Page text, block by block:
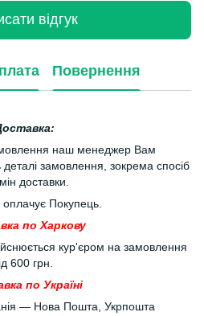
відгук
Повернення
наш менеджер Вам
замовлення, зокрема спосіб
доставки.
Покупець.
по Харкову
кур'єром на замовлення
600 грн.
по Україні
— Нова Пошта, Укрпошта